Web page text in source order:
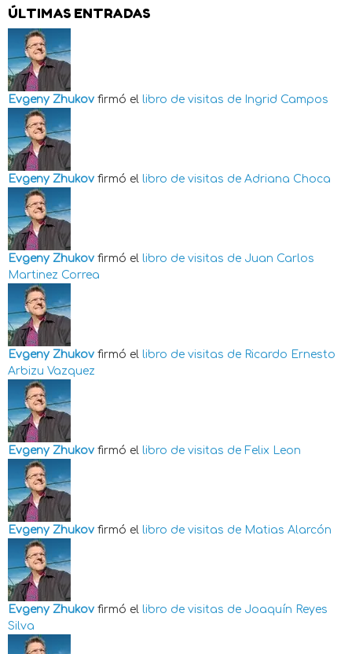
ÚLTIMAS ENTRADAS
Evgeny Zhukov firmó el libro de visitas de Ingrid Campos
Evgeny Zhukov firmó el libro de visitas de Adriana Choca
Evgeny Zhukov firmó el libro de visitas de Juan Carlos
Martinez Correa
Evgeny Zhukov firmó el libro de visitas de Ricardo Ernesto
Arbizu Vazquez
Evgeny Zhukov firmó el libro de visitas de Felix Leon
Evgeny Zhukov firmó el libro de visitas de Matias Alarcón
Evgeny Zhukov firmó el libro de visitas de Joaquín Reyes
Silva